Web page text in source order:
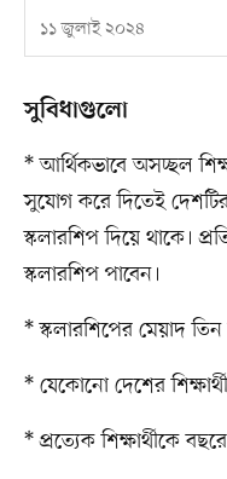
১১ জুলাই ২০২৪
সুবিধাগুলো
* আর্থিকভাবে অসচ্ছল
সুযোগ করে দিতেই দেশটির
স্কলারশিপ দিয়ে থাকে।
স্কলারশিপ পাবেন।
* স্কলারশিপের মেয়াদ
* যেকোনো দেশের
* প্রত্যেক শিক্ষার্থীকে